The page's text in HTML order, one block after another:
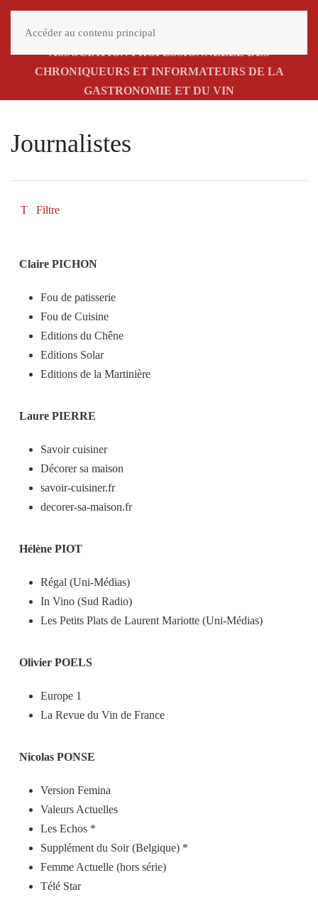
Accéder au contenu principal
ASSOCIATION PROFESSIONNELLE DES
CHRONIQUEURS ET INFORMATEURS DE LA
GASTRONOMIE ET DU VIN
Journalistes
Filtre
Claire PICHON
Fou de patisserie
Fou de Cuisine
Editions du Chêne
Editions Solar
Editions de la Martinière
Laure PIERRE
Savoir cuisiner
Décorer sa maison
savoir-cuisiner.fr
decorer-sa-maison.fr
Hélène PIOT
Régal (Uni-Médias)
In Vino (Sud Radio)
Les Petits Plats de Laurent Mariotte (Uni-Médias)
Olivier POELS
Europe 1
La Revue du Vin de France
Nicolas PONSE
Version Femina
Valeurs Actuelles
Les Echos *
Supplément du Soir (Belgique) *
Femme Actuelle (hors série)
Télé Star